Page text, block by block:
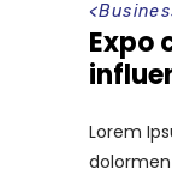
<
Expo
Lorem